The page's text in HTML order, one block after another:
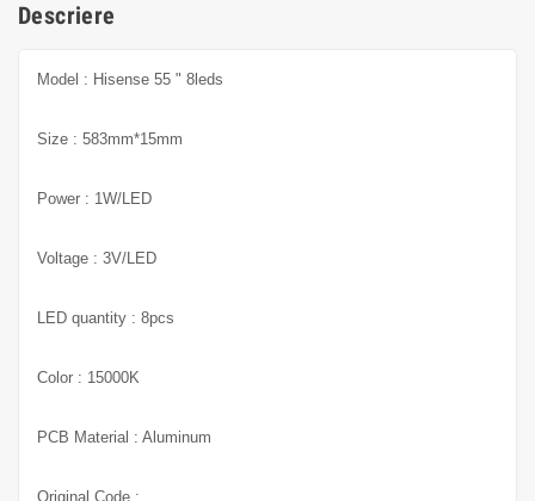
Descriere
Model : Hisense 55 " 8leds
Size : 583mm*15mm
Power : 1W/LED
Voltage : 3V/LED
LED quantity : 8pcs
Color : 15000K
PCB Material : Aluminum
Original Code :